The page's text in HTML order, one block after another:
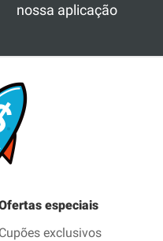
nossa aplicação
especiais
Cupões exclusivos